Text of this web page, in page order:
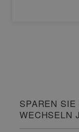
SPAREN
WECHSELN